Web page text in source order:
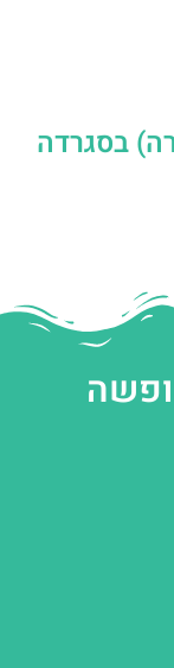
בסגרדה